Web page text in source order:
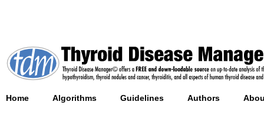
Home Algorithms Guidelines Authors